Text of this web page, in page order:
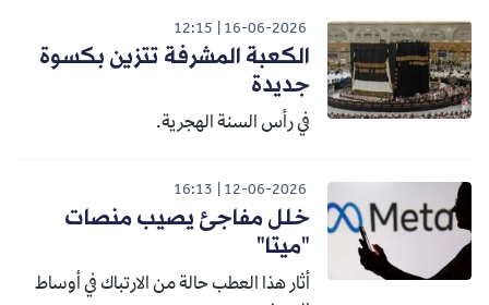
16-06-2026
12:15
الكعبة المشرفة تتزين بكسوة
جديدة
في رأس السنة الهجرية.
12-06-2026
16:13
خلل مفاجئ يصيب منصات
"ميتا"
أثار هذا العطب حالة من الارتباك في أوساط